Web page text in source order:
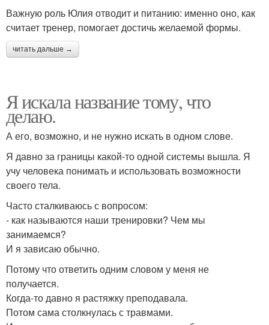
Важную роль Юлия отводит и питанию: именно оно, как
считает тренер, помогает достичь желаемой формы.
читать дальше →
Я искала название тому, что
делаю.
А его, возможно, и не нужно искать в одном слове.
Я давно за границы какой-то одной системы вышла. Я
учу человека понимать и использовать возможности
своего тела.
Часто сталкиваюсь с вопросом:
- как называются наши тренировки? Чем мы
занимаемся?
И я зависаю обычно.
Потому что ответить одним словом у меня не
получается.
Когда-то давно я растяжку преподавала.
Потом сама столкнулась с травмами.